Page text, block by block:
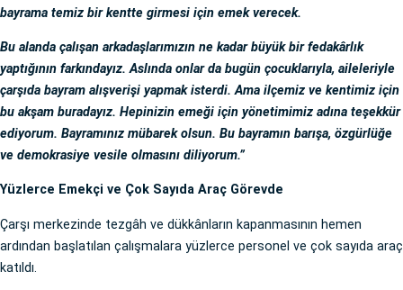
bayrama temiz bir kentte girmesi için emek verecek.
Bu alanda çalışan arkadaşlarımızın ne kadar büyük bir fedakârlık
yaptığının farkındayız. Aslında onlar da bugün çocuklarıyla, aileleriyle
çarşıda bayram alışverişi yapmak isterdi. Ama ilçemiz ve kentimiz için
bu akşam buradayız. Hepinizin emeği için yönetimimiz adına teşekkür
ediyorum. Bayramınız mübarek olsun. Bu bayramın barışa, özgürlüğe
ve demokrasiye vesile olmasını diliyorum.”
Yüzlerce Emekçi ve Çok Sayıda Araç Görevde
Çarşı merkezinde tezgâh ve dükkânların kapanmasının hemen
ardından başlatılan çalışmalara yüzlerce personel ve çok sayıda araç
katıldı.